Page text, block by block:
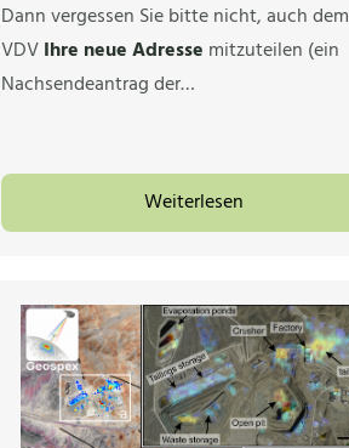
Dann vergessen Sie bitte nicht, auch dem
VDVIhre neue Adresse mitzuteilen (ein
Nachsendeantrag der…
Weiterlesen